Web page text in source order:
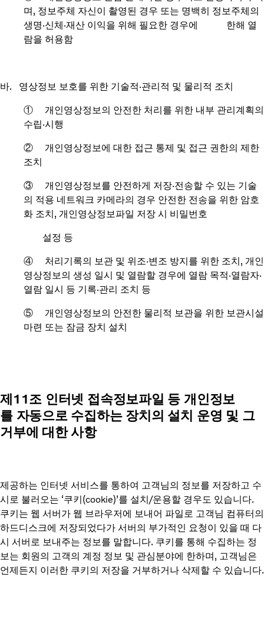
며, 정보주체 자신이 촬영된 경우 또는 명백히 정보주체의
생명·신체·재산 이익을 위해 필요한 경우에 한해 열
람을 허용함
바. 영상정보 보호를 위한 기술적·관리적 및 물리적 조치
① 개인영상정보의 안전한 처리를 위한 내부 관리계획의
수립·시행
② 개인영상정보에 대한 접근 통제 및 접근 권한의 제한
조치
③ 개인영상정보를 안전하게 저장·전송할 수 있는 기술
의 적용 네트워크 카메라의 경우 안전한 전송을 위한 암호
화 조치, 개인영상정보파일 저장 시 비밀번호
설정 등
④ 처리기록의 보관 및 위조·변조 방지를 위한 조치, 개인
영상정보의 생성 일시 및 열람할 경우에 열람 목적·열람자·
열람 일시 등 기록·관리 조치 등
⑤ 개인영상정보의 안전한 물리적 보관을 위한 보관시설
마련 또는 잠금 장치 설치
제11조 인터넷 접속정보파일 등 개인정보
를 자동으로 수집하는 장치의 설치 운영 및 그
거부에 대한 사항
제공하는 인터넷 서비스를 통하여 고객님의 정보를 저장하고 수
시로 불러오는 ‘쿠키(cookie)’를 설치/운용할 경우도 있습니다.
쿠키는 웹 서버가 웹 브라우저에 보내어 파일로 고객님 컴퓨터의
하드디스크에 저장되었다가 서버의 부가적인 요청이 있을 때 다
시 서버로 보내주는 정보를 말합니다. 쿠키를 통해 수집하는 정
보는 회원의 고객의 계정 정보 및 관심분야에 한하며, 고객님은
언제든지 이러한 쿠키의 저장을 거부하거나 삭제할 수 있습니다.